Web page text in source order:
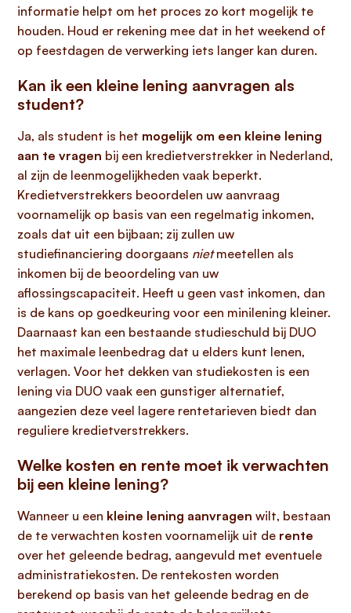
informatie helpt om het proces zo kort mogelijk te
houden. Houd er rekening mee dat in het weekend of
op feestdagen de verwerking iets langer kan duren.
Kan ik een kleine lening aanvragen als
student?
Ja, als student is het mogelijk om een kleine lening
aan te vragen bij een kredietverstrekker in Nederland,
al zijn de leenmogelijkheden vaak beperkt.
Kredietverstrekkers beoordelen uw aanvraag
voornamelijk op basis van een regelmatig inkomen,
zoals dat uit een bijbaan; zij zullen uw
studiefinanciering doorgaans nietmeetellen als
inkomen bij de beoordeling van uw
aflossingscapaciteit. Heeft u geen vast inkomen, dan
is de kans op goedkeuring voor een minilening kleiner.
Daarnaast kan een bestaande studieschuld bij DUO
het maximale leenbedrag dat u elders kunt lenen,
verlagen. Voor het dekken van studiekosten is een
lening via DUO vaak een gunstiger alternatief,
aangezien deze veel lagere rentetarieven biedt dan
reguliere kredietverstrekkers.
Welke kosten en rente moet ik verwachten
bij een kleine lening?
Wanneer u een kleine lening aanvragen wilt, bestaan
de te verwachten kosten voornamelijk uit de rente
over het geleende bedrag, aangevuld met eventuele
administratiekosten. De rentekosten worden
berekend op basis van het geleende bedrag en de